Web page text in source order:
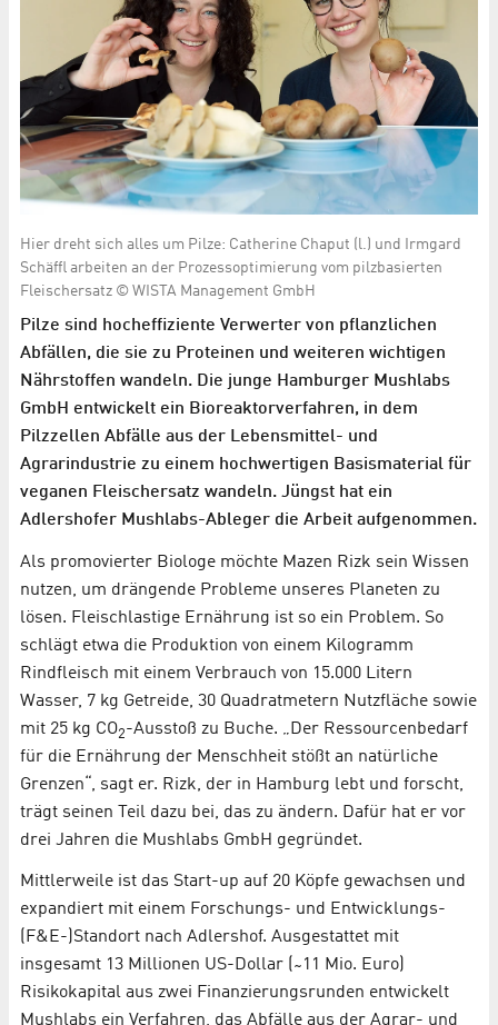
Hier dreht sich alles um Pilze: Catherine Chaput (l.) und Irmgard
Schäffl arbeiten an der Prozessoptimierung vom pilzbasierten
Fleischersatz © WISTA Management GmbH
Pilze sind hocheffiziente Verwerter von pflanzlichen
Abfällen, die sie zu Proteinen und weiteren wichtigen
Nährstoffen wandeln. Die junge Hamburger Mushlabs
GmbH entwickelt ein Bioreaktorverfahren, in dem
Pilzzellen Abfälle aus der Lebensmittel- und
Agrarindustrie zu einem hochwertigen Basismaterial für
veganen Fleischersatz wandeln. Jüngst hat ein
Adlershofer Mushlabs-Ableger die Arbeit aufgenommen.
Als promovierter Biologe möchte Mazen Rizk sein Wissen
nutzen, um drängende Probleme unseres Planeten zu
lösen. Fleischlastige Ernährung ist so ein Problem. So
schlägt etwa die Produktion von einem Kilogramm
Rindfleisch mit einem Verbrauch von 15.000 Litern
Wasser, 7 kg Getreide, 30 Quadratmetern Nutzfläche sowie
mit 25 kg CO2-Ausstoß zu Buche. „Der Ressourcenbedarf
für die Ernährung der Menschheit stößt an natürliche
Grenzen“, sagt er. Rizk, der in Hamburg lebt und forscht,
trägt seinen Teil dazu bei, das zu ändern. Dafür hat er vor
drei Jahren die Mushlabs GmbH gegründet.
Mittlerweile ist das Start-up auf 20 Köpfe gewachsen und
expandiert mit einem Forschungs- und Entwicklungs-
(F&E-)Standort nach Adlershof. Ausgestattet mit
insgesamt 13 Millionen US-Dollar ( ̴ 11 Mio. Euro)
Risikokapital aus zwei Finanzierungsrunden entwickelt
Mushlabs ein Verfahren, das Abfälle aus der Agrar- und